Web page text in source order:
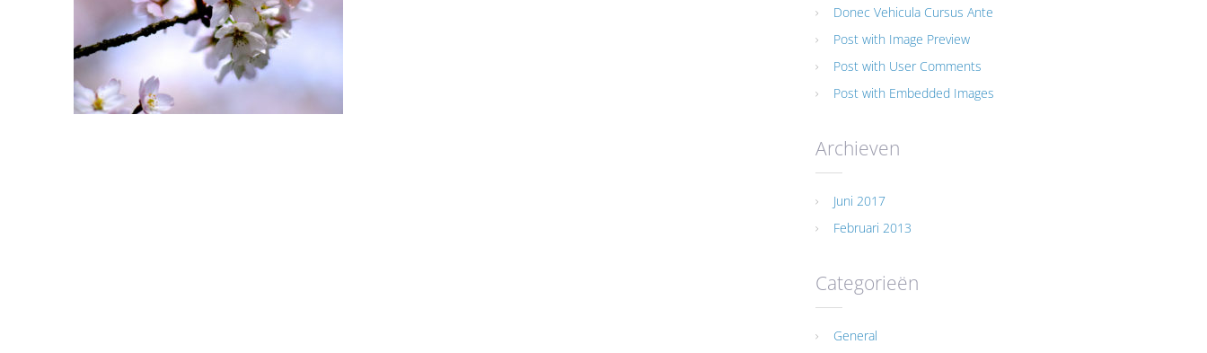
Donec Vehicula Cursus Ante
Post with Image Preview
Post with User Comments
Post with Embedded Images
Archieven
Juni 2017
Februari 2013
Categorieën
General